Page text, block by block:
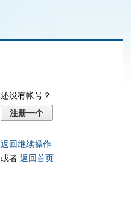
还没有帐号？
注册一个
返回继续操作
或者 返回首页